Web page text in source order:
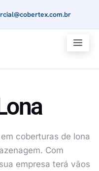
coberturas de lona
Com
empresa terá vãos